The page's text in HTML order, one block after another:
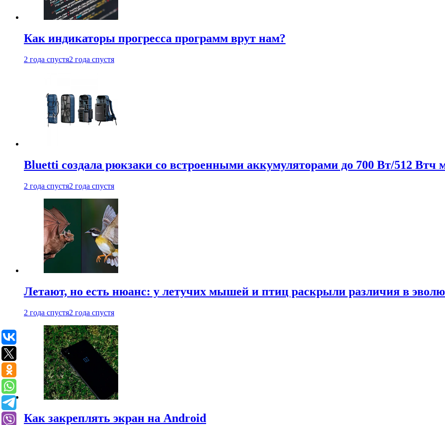
Как индикаторы прогресса программ врут нам?
2 года спустя2 года спустя
Bluetti создала рюкзаки со встроенными аккумуляторами до 700 Вт/512 Втч
2 года спустя2 года спустя
Летают, но есть нюанс: у летучих мышей и птиц раскрыли различия в
2 года спустя2 года спустя
Как закреплять экран на Android